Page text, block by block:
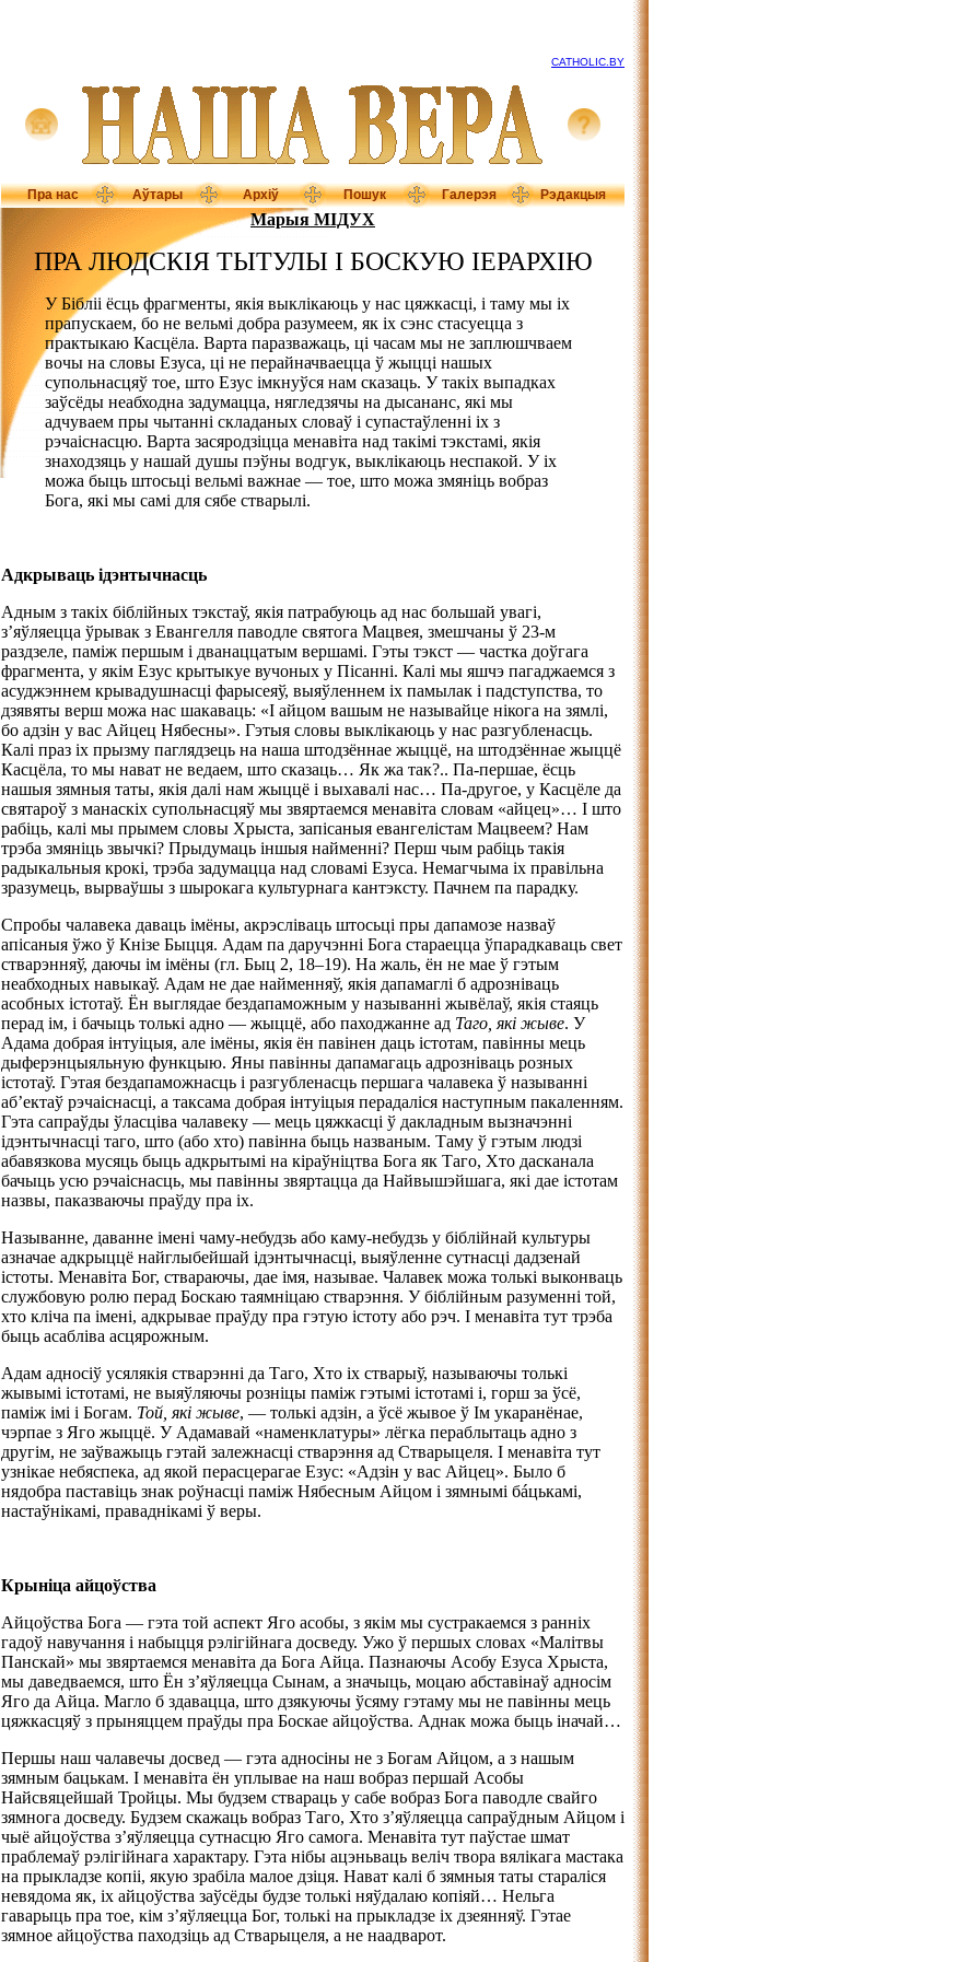
CATHOLIC.BY
Пра нас Аўтары Архіў Пошук Галерэя Рэдакцыя
Марыя МІДУХ
ПРА ЛЮДСКІЯ ТЫТУЛЫ І БОСКУЮ ІЕРАРХІЮ
У Бібліі ёсць фрагменты, якія выклікаюць у нас цяжкасці, і таму мы іх
прапускаем, бо не вельмі добра разумеем, як іх сэнс стасуецца з
практыкаю Касцёла. Варта паразважаць, ці часам мы не заплюшчваем
вочы на словы Езуса, ці не перайначваецца ў жыцці нашых
супольнасцяў тое, што Езус імкнуўся нам сказаць. У такіх выпадках
заўсёды неабходна задумацца, нягледзячы на дысананс, які мы
адчуваем пры чытанні складаных словаў і супастаўленні іх з
рэчаіснасцю. Варта засяродзіцца менавіта над такімі тэкстамі, якія
знаходзяць у нашай душы пэўны водгук, выклікаюць неспакой. У іх
можа быць штосьці вельмі важнае — тое, што можа змяніць вобраз
Бога, які мы самі для сябе стварылі.
Адкрываць ідэнтычнасць
Адным з такіх біблійных тэкстаў, якія патрабуюць ад нас большай увагі,
з’яўляецца ўрывак з Евангелля паводле святога Мацвея, змешчаны ў 23-м
раздзеле, паміж першым і дванаццатым вершамі. Гэты тэкст — частка доўгага
фрагмента, у якім Езус крытыкуе вучоных у Пісанні. Калі мы яшчэ пагаджаемся з
асуджэннем крывадушнасці фарысеяў, выяўленнем іх памылак і падступства, то
дзявяты верш можа нас шакаваць: «І айцом вашым не называйце нікога на зямлі,
бо адзін у вас Айцец Нябесны». Гэтыя словы выклікаюць у нас разгубленасць.
Калі праз іх прызму паглядзець на наша штодзённае жыццё, на штодзённае жыццё
Касцёла, то мы нават не ведаем, што сказаць… Як жа так?.. Па-першае, ёсць
нашыя зямныя таты, якія далі нам жыццё і выхавалі нас… Па-другое, у Касцёле да
святароў з манаскіх супольнасцяў мы звяртаемся менавіта словам «айцец»… І што
рабіць, калі мы прымем словы Хрыста, запісаныя евангелістам Мацвеем? Нам
трэба змяніць звычкі? Прыдумаць іншыя найменні? Перш чым рабіць такія
радыкальныя крокі, трэба задумацца над словамі Езуса. Немагчыма іх правільна
зразумець, вырваўшы з шырокага культурнага кантэксту. Пачнем па парадку.
Спробы чалавека даваць імёны, акрэсліваць штосьці пры дапамозе назваў
апісаныя ўжо ў Кнізе Быцця. Адам па даручэнні Бога стараецца ўпарадкаваць свет
стварэнняў, даючы ім імёны (гл. Быц 2, 18–19). На жаль, ён не мае ў гэтым
неабходных навыкаў. Адам не дае найменняў, якія дапамаглі б адрозніваць
асобных істотаў. Ён выглядае бездапаможным у называнні жывёлаў, якія стаяць
перад ім, і бачыць толькі адно — жыццё, або паходжанне ад Таго, які жыве. У
Адама добрая інтуіцыя, але імёны, якія ён павінен даць істотам, павінны мець
дыферэнцыяльную функцыю. Яны павінны дапамагаць адрозніваць розных
істотаў. Гэтая бездапаможнасць і разгубленасць першага чалавека ў называнні
аб’ектаў рэчаіснасці, а таксама добрая інтуіцыя перадаліся наступным пакаленням.
Гэта сапраўды ўласціва чалавеку — мець цяжкасці ў дакладным вызначэнні
ідэнтычнасці таго, што (або хто) павінна быць названым. Таму ў гэтым людзі
абавязкова мусяць быць адкрытымі на кіраўніцтва Бога як Таго, Хто дасканала
бачыць усю рэчаіснасць, мы павінны звяртацца да Найвышэйшага, які дае істотам
назвы, паказваючы праўду пра іх.
Называнне, даванне імені чаму-небудзь або каму-небудзь у біблійнай культуры
азначае адкрыццё найглыбейшай ідэнтычнасці, выяўленне сутнасці дадзенай
істоты. Менавіта Бог, ствараючы, дае імя, называе. Чалавек можа толькі выконваць
службовую ролю перад Боскаю таямніцаю стварэння. У біблійным разуменні той,
хто кліча па імені, адкрывае праўду пра гэтую істоту або рэч. І менавіта тут трэба
быць асабліва асцярожным.
Адам адносіў усялякія стварэнні да Таго, Хто іх стварыў, называючы толькі
жывымі істотамі, не выяўляючы розніцы паміж гэтымі істотамі і, горш за ўсё,
паміж імі і Богам. Той, які жыве, — толькі адзін, а ўсё жывое ў Ім укаранёнае,
чэрпае з Яго жыццё. У Адамавай «наменклатуры» лёгка пераблытаць адно з
другім, не заўважыць гэтай залежнасці стварэння ад Стварыцеля. І менавіта тут
узнікае небяспека, ад якой перасцерагае Езус: «Адзін у вас Айцец». Было б
нядобра паставіць знак роўнасці паміж Нябесным Айцом і зямнымі бáцькамі,
настаўнікамі, праваднікамі ў веры.
Крыніца айцоўства
Айцоўства Бога — гэта той аспект Яго асобы, з якім мы сустракаемся з ранніх
гадоў навучання і набыцця рэлігійнага досведу. Ужо ў першых словах «Малітвы
Панскай» мы звяртаемся менавіта да Бога Айца. Пазнаючы Асобу Езуса Хрыста,
мы даведваемся, што Ён з’яўляецца Сынам, а значыць, моцаю абставінаў адносім
Яго да Айца. Магло б здавацца, што дзякуючы ўсяму гэтаму мы не павінны мець
цяжкасцяў з прыняццем праўды пра Боскае айцоўства. Аднак можа быць іначай…
Першы наш чалавечы досвед — гэта адносіны не з Богам Айцом, а з нашым
зямным бацькам. І менавіта ён уплывае на наш вобраз першай Асобы
Найсвяцейшай Тройцы. Мы будзем ствараць у сабе вобраз Бога паводле свайго
зямнога досведу. Будзем скажаць вобраз Таго, Хто з’яўляецца сапраўдным Айцом і
чыё айцоўства з’яўляецца сутнасцю Яго самога. Менавіта тут паўстае шмат
праблемаў рэлігійнага характару. Гэта нібы ацэньваць веліч твора вялікага мастака
на прыкладзе копіі, якую зрабіла малое дзіця. Нават калі б зямныя таты стараліся
невядома як, іх айцоўства заўсёды будзе толькі няўдалаю копіяй… Нельга
гаварыць пра тое, кім з’яўляецца Бог, толькі на прыкладзе іх дзеянняў. Гэтае
зямное айцоўства паходзіць ад Стварыцеля, а не наадварот.